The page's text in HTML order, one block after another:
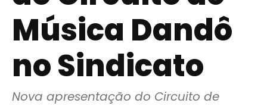
Música Dandô
no Sindicato
Nova apresentação do Circuito de